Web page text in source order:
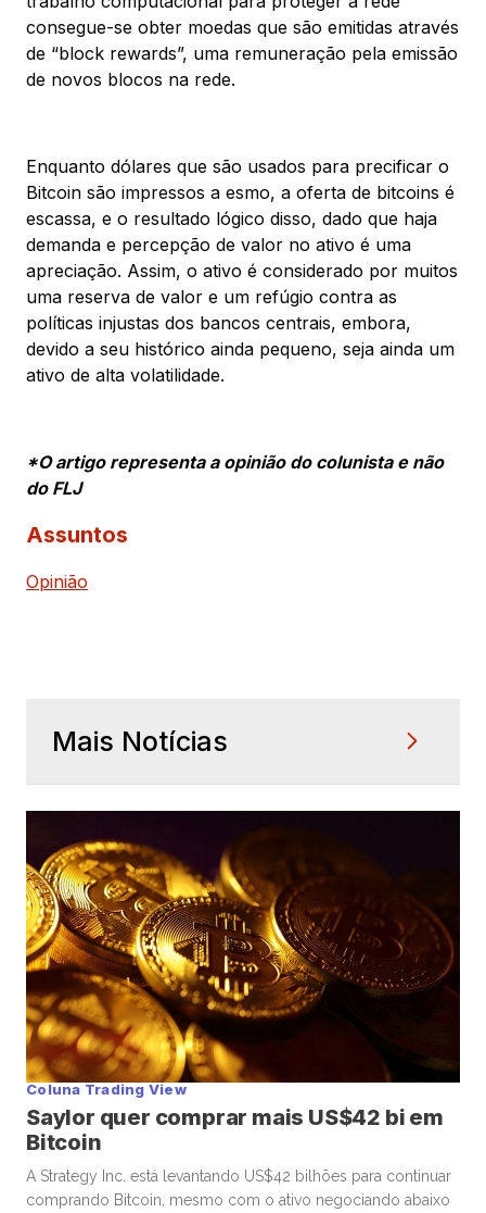
consegue-se obter moedas que são emitidas através
de “block rewards”, uma remuneração pela emissão
de novos blocos na rede.
Enquanto dólares que são usados para precificar o
Bitcoin são impressos a esmo, a oferta de bitcoins é
escassa, e o resultado lógico disso, dado que haja
demanda e percepção de valor no ativo é uma
apreciação. Assim, o ativo é considerado por muitos
uma reserva de valor e um refúgio contra as
políticas injustas dos bancos centrais, embora,
devido a seu histórico ainda pequeno, seja ainda um
ativo de alta volatilidade.
*O artigo representa a opinião do colunista e não
do FLJ
Assuntos
Opinião
Mais Notícias
Coluna Trading View
Saylor quer comprar mais US$42 bi em
Bitcoin
A Strategy Inc. está levantando US$42 bilhões para continuar
comprando Bitcoin, mesmo com o ativo negociando abaixo